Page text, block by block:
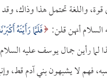
واللغة تحتمل هذا وذاك،
أنهن قلن: فَلَمَّا رَأَيْنَهُ
فهم لا يشبهون بني آدم قط،